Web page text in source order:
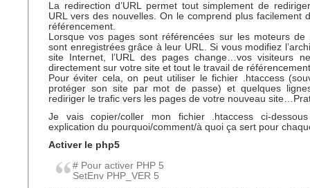
La redirection d’URL permet tout simplement de
URL vers des nouvelles. On le comprend plus facilement
référencement.
Lorsque vos pages sont référencées sur les moteurs de
sont enregistrées grâce à leur URL. Si vous modifiez
site Internet, l’URL des pages change…vos visiteurs
directement sur votre site et tout le travail de
Pour éviter cela, on peut utiliser le fichier .htaccess
protéger son site par mot de passe) et quelques
rediriger le trafic vers les pages de votre nouveau
Je vais copier/coller mon fichier .htaccess ci-
explication du pourquoi/comment/à quoi ça sert pour
Activer le php5
# Pour activer PHP 5
SetEnv PHP_VER 5